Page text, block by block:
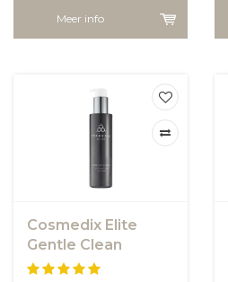
Meer info
Cosmedix Elite
Gentle Clean